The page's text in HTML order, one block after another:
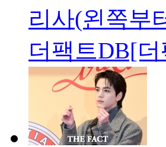
리사(왼쪽부
더팩트DB[